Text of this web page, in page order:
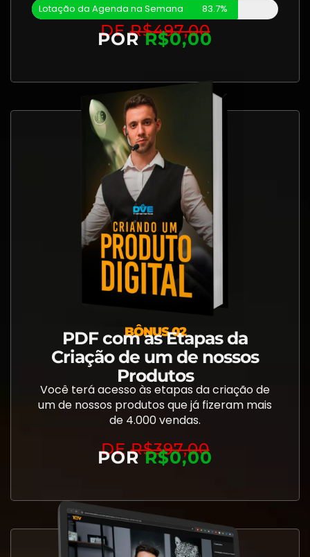
Lotação da Agenda na Semana 83.7%
DER$497,00
PORR$0,00
BÔNUS 02
PDF com as Etapas da
Criação de um de nossos
Produtos
Você terá acesso às etapas da criação de
um de nossos produtos que já fizeram mais
de 4.000 vendas.
DER$397,00
PORR$0,00